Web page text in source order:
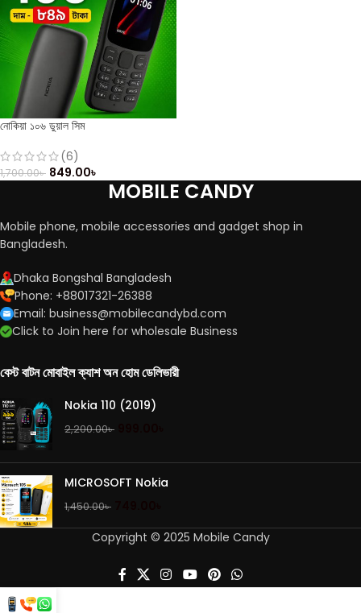
নোকিয়া ১০৬ ডুয়াল সিম
(6)
1,700.00৳ 849.00৳
MOBILE CANDY
Mobile phone, mobile accessories and gadget shop in
Bangladesh.
Dhaka Bongshal Bangladesh
Phone: +88017321-26388
Email: business@mobilecandybd.com
Click to Join here for wholesale Business
বেস্ট বাটন মোবাইল ক্যাশ অন হোম ডেলিভারী
Nokia 110 (2019)
2,200.00৳
MICROSOFT Nokia
1,450.00৳
Copyright © 2025 Mobile Candy